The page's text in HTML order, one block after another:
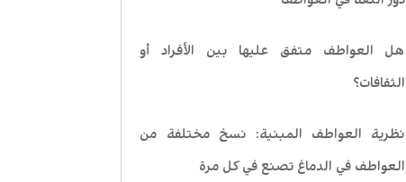
هل العواطف متفق عليها بين الأفراد أو
الثقافات؟
نظرية العواطف المبنية: نسخ مختلفة من
العواطف في الدماغ تصنع في كل مرة